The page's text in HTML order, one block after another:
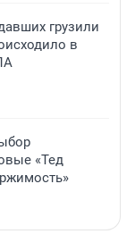
грузили
в
«Тед